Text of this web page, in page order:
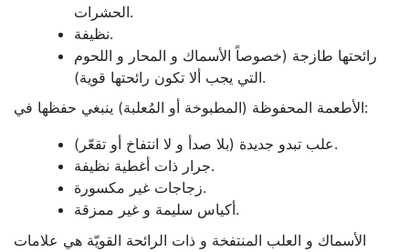
الحشرات.
نظيفة.
رائحتها طازجة (خصوصاً الأسماك و المحار و اللحوم
التي يجب ألا تكون رائحتها قوية).
الأطعمة المحفوظة (المطبوخة أو المُعلبة) ينبغي حفظها في:
علب تبدو جديدة (بلا صدأ و لا انتفاخ أو تقعّر).
جرار ذات أغطية نظيفة.
زجاجات غير مكسورة.
أكياس سليمة و غير ممزقة.
الأسماك و العلب المنتفخة و ذات الرائحة القويّة هي علامات